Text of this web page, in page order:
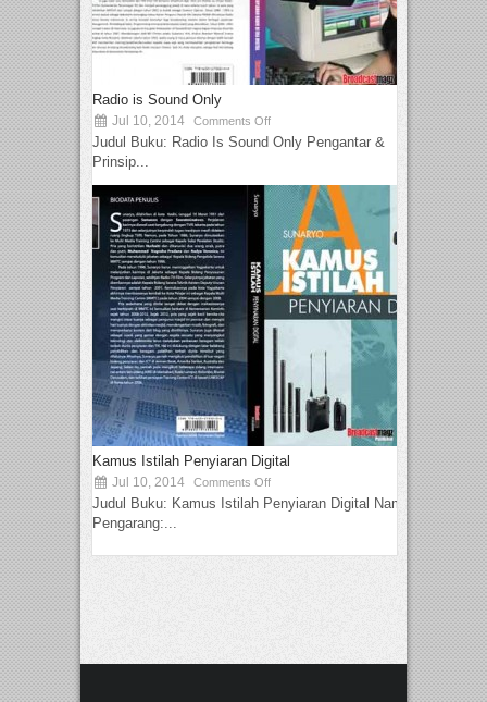
Radio is Sound Only
Jul 10, 2014 Comments Off
Judul Buku: Radio Is Sound Only Pengantar &
Prinsip...
Kamus Istilah Penyiaran Digital
Jul 10, 2014 Comments Off
Judul Buku: Kamus Istilah Penyiaran Digital Nama
Pengarang:...